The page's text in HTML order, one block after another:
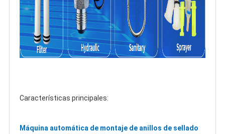
Características principales:
Máquina automática de montaje de anillos de sellado